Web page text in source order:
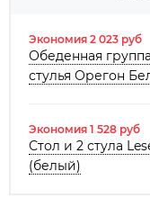
Экономия 2 023 руб
Обеденная
стулья Орегон
Экономия 1 528 руб
Стол и 2 стула
(белый)